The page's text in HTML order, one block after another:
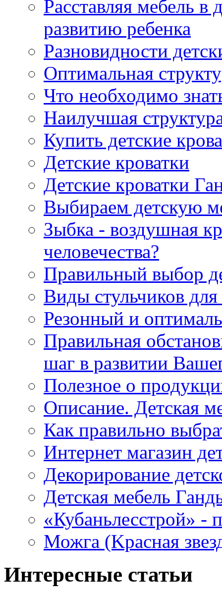
Расставляя мебель в
развитию ребенка
Разновидности
Оптимальная
Что необходимо
Наилучшая
Купить детские
Детские кроватки
Детские кроватки
Выбираем детскую
Зыбка - воздушная
человечества?
Правильный выбор
Виды стульчиков
Резонный и
Правильная
шаг в развитии
Полезное о
Описание. Детская
Как правильно
Интернет магазин
Декорирование
Детская мебель
«Кубаньлесстрой» -
Можга (Kрасная
Интересные статьи